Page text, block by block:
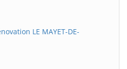
LE MAYET-DE-